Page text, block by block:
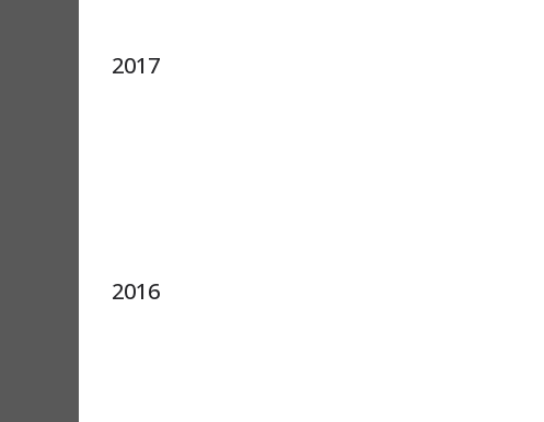
2017
2016